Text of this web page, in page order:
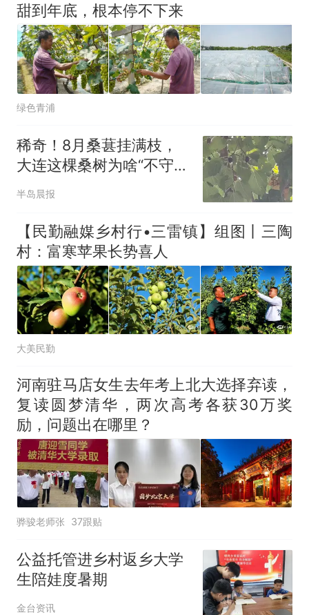
甜到年底，根本停不下来
绿色青浦
稀奇！8月桑葚挂满枝，
大连这棵桑树为啥“不守
时”？
半岛晨报
【民勤融媒乡村行•三雷镇】组图丨三陶
村：富寒苹果长势喜人
大美民勤
河南驻马店女生去年考上北大选择弃读，
复读圆梦清华，两次高考各获30万奖
励，问题出在哪里？
骅骏老师张 37跟贴
公益托管进乡村返乡大学
生陪娃度暑期
金台资讯